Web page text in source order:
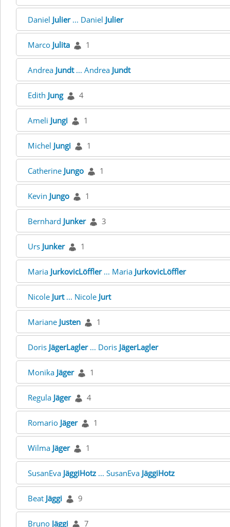
Daniel Julier... Daniel Julier
Marco Julita 1
Andrea Jundt... Andrea Jundt
Edith Jung 4
Ameli Jungi 1
Michel Jungi 1
Catherine Jungo 1
Kevin Jungo 1
Bernhard Junker 3
Urs Junker 1
Maria JurkovicLöffler... Maria JurkovicLöffler
Nicole Jurt... Nicole Jurt
Mariane Justen 1
Doris JägerLagler... Doris JägerLagler
Monika Jäger 1
Regula Jäger 4
Romario Jäger 1
Wilma Jäger 1
SusanEva JäggiHotz ... SusanEva JäggiHotz
Beat Jäggi 9
Bruno Jäggi 7